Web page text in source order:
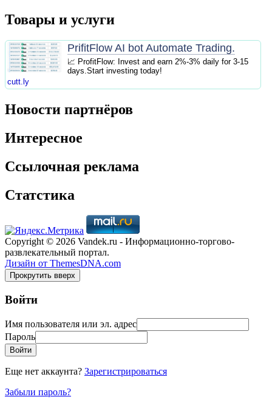
Товары и услуги
PrifitFlow AI bot Automate Trading.
📈 ProfitFlow: Invest and earn 2%-3% daily for 3-15
days.Start investing today!
cutt.ly
Новости партнёров
Интересное
Ссылочная реклама
Статстика
Copyright © 2026 Vandek.ru - Информационно-торгово-
развлекательный портал.
Дизайн от ThemesDNA.com
Прокрутить вверх
Войти
Имя пользователя или эл. адрес
Пароль
Войти
Еще нет аккаунта? Зарегистрироваться
Забыли пароль?